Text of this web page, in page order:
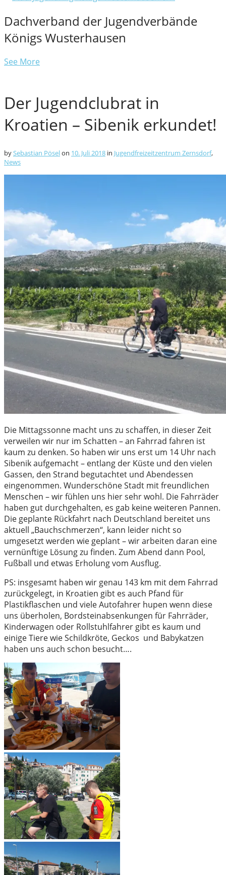
Dachverband der Jugendverbände
Königs Wusterhausen
See More
Der Jugendclubrat in
Kroatien – Sibenik erkundet!
bySebastian Pöselon 10. Juli 2018 in Jugendfreizeitzentrum Zernsdorf,
News
Die Mittagssonne macht uns zu schaffen, in dieser Zeit
verweilen wir nur im Schatten – an Fahrrad fahren ist
kaum zu denken. So haben wir uns erst um 14 Uhr nach
Sibenik aufgemacht – entlang der Küste und den vielen
Gassen, den Strand begutachtet und Abendessen
eingenommen. Wunderschöne Stadt mit freundlichen
Menschen – wir fühlen uns hier sehr wohl. Die Fahrräder
haben gut durchgehalten, es gab keine weiteren Pannen.
Die geplante Rückfahrt nach Deutschland bereitet uns
aktuell „Bauchschmerzen“, kann leider nicht so
umgesetzt werden wie geplant – wir arbeiten daran eine
vernünftige Lösung zu finden. Zum Abend dann Pool,
Fußball und etwas Erholung vom Ausflug.
PS: insgesamt haben wir genau 143 km mit dem Fahrrad
zurückgelegt, in Kroatien gibt es auch Pfand für
Plastikflaschen und viele Autofahrer hupen wenn diese
uns überholen, Bordsteinabsenkungen für Fahrräder,
Kinderwagen oder Rollstuhlfahrer gibt es kaum und
einige Tiere wie Schildkröte, Geckos und Babykatzen
haben uns auch schon besucht….